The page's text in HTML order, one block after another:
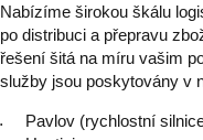
Nabízíme širokou škálu
po distribuci a přepravu
řešení šitá na míru vašim
služby jsou poskytovány v
Pavlov (rychlostní